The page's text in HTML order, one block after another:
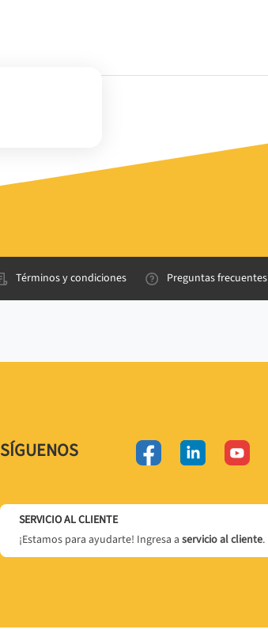
Términos y condiciones Preguntas frecuentes
SÍGUENOS
SERVICIO AL CLIENTE
¡Estamos para ayudarte! Ingresa a servicio al cliente.